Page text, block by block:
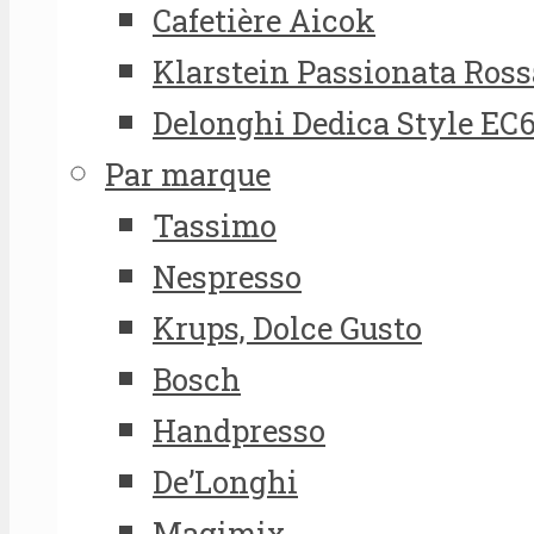
Cafetière Aicok
Klarstein Passionata
Delonghi Dedica Style
Par marque
Tassimo
Nespresso
Krups, Dolce Gusto
Bosch
Handpresso
De’Longhi